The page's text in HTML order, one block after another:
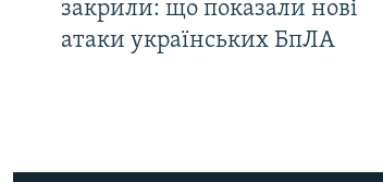
закрили: що показали нові
атаки українських БпЛА